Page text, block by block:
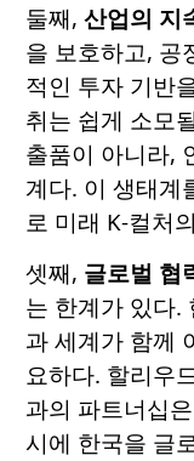
둘째, 산업의 지
을 보호하고, 공
적인 투자 기반
취는 쉽게 소모
출품이 아니라,
계다. 이 생태계
로 미래 K-컬처
셋째, 글로벌 협
는 한계가 있다.
과 세계가 함께
요하다. 할리우
과의 파트너십
시에 한국을 글